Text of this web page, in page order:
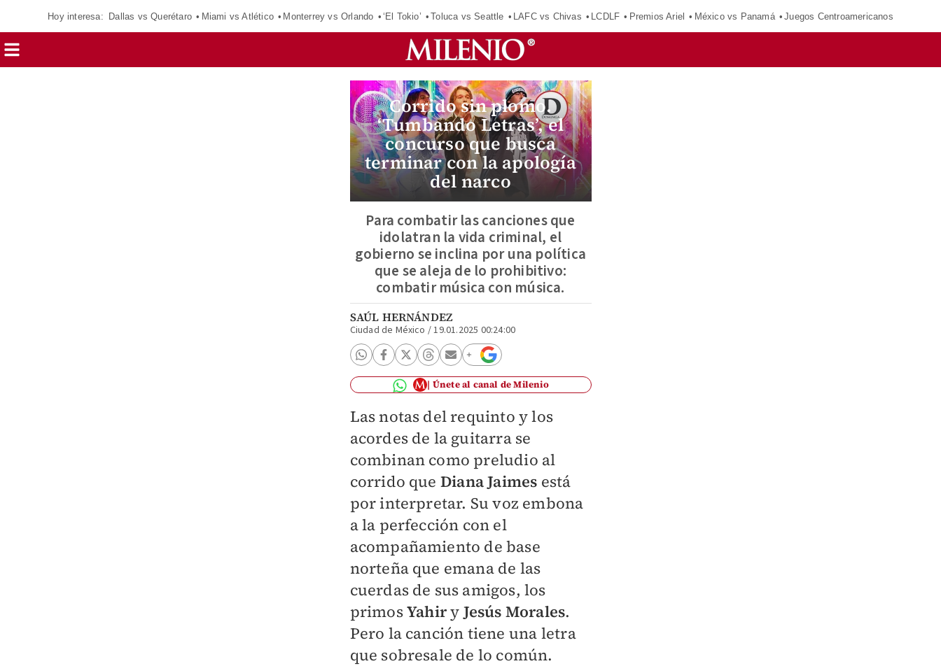
Hoy interesa: Dallas vs Querétaro Miami vs Atlético Monterrey vs Orlando ‘El Tokio’ Toluca vs Seattle LAFC vs Chivas LCDLF Premios Ariel México vs Panamá Juegos Centroamericanos
Corrido sin plomo.
‘Tumbando Letras’, el
concurso que busca
terminar con la apología
del narco
Para combatir las canciones que
idolatran la vida criminal, el
gobierno se inclina por una política
que se aleja de lo prohibitivo:
combatir música con música.
SAÚL HERNÁNDEZ
Ciudad de México /19.01.2025 00:24:00
Únete al canal de Milenio
Las notas del requinto y los
acordes de la guitarra se
combinan como preludio al
corrido que Diana Jaimes está
por interpretar. Su voz embona
a la perfección con el
acompañamiento de base
norteña que emana de las
cuerdas de sus amigos, los
primosYahiry Jesús Morales.
Pero la canción tiene una letra
que sobresale de lo común.